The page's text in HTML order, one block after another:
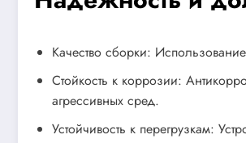
Качество сборки:
Стойкость к коррозии:
агрессивных сред.
Устойчивость к перегрузкам: